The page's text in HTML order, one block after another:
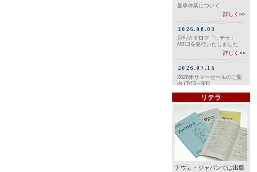
リテラ
ナウカ・ジャパンでは出版